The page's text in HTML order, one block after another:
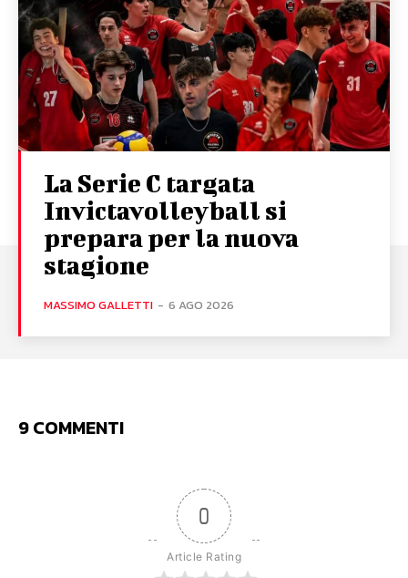
La Serie C targata
Invictavolleyball si
prepara per la nuova
stagione
MASSIMO GALLETTI - 6 AGO 2026
9 COMMENTI
0
Article Rating